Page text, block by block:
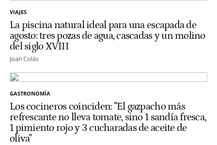
VIAJES
La piscina natural ideal para una escapada de
agosto: tres pozas de agua, cascadas y un molino
del siglo XVIII
Joan Colás
GASTRONOMÍA
Los cocineros coinciden: "El gazpacho más
refrescante no lleva tomate, sino 1 sandía fresca,
1 pimiento rojo y 3 cucharadas de aceite de
oliva"